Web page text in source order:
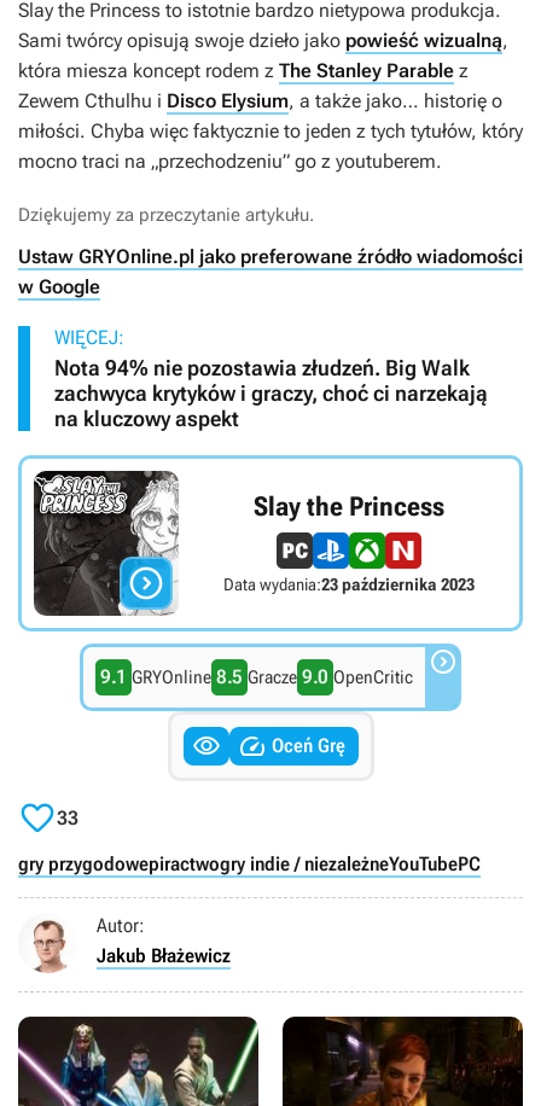
Slay the Princess to istotnie bardzo nietypowa produkcja.
Sami twórcy opisują swoje dzieło jako powieść wizualną,
która miesza koncept rodem z The Stanley Parable z
Zewem Cthulhu i Disco Elysium, a także jako… historię o
miłości. Chyba więc faktycznie to jeden z tych tytułów, który
mocno traci na „przechodzeniu” go z youtuberem.
Dziękujemy za przeczytanie artykułu.
Ustaw GRYOnline.pl jako preferowane źródło wiadomości
w Google
WIĘCEJ:
Nota 94% nie pozostawia złudzeń. Big Walk
zachwyca krytyków i graczy, choć ci narzekają
na kluczowy aspekt

Slay the Princess
Data wydania:23 października 2023
9.1 GRYOnline 8.5 Gracze 9.0 OpenCritic 
  Oceń Grę
33
gry przygodowepiractwogry indie / niezależneYouTubePC
Autor:
Jakub Błażewicz